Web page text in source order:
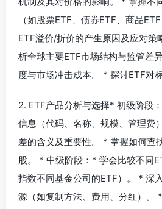
（如股票ETF、债券ETF、商品
ETF溢价/折价的产生原因及应对
析全球主要ETF市场结构与监管差
度与市场冲击成本。 * 探讨ETF对
2. ETF产品分析与选择* 初级阶段
信息（代码、名称、规模、管理费
差的含义及重要性。 * 掌握如何查
股。 * 中级阶段：* 学会比较不同
指数不同基金公司的ETF）。 * 深
源（如复制方法、费用、分红）。